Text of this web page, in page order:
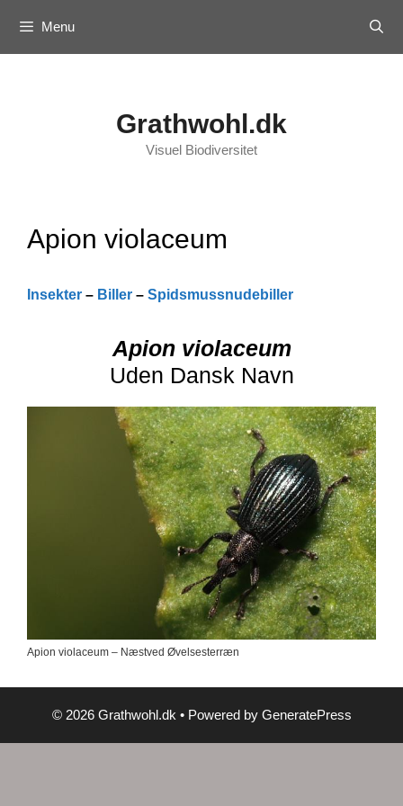
content
Menu
Grathwohl.dk
Visuel Biodiversitet
Apion violaceum
Insekter – Biller – Spidsmussnudebiller
Apion violaceum
Uden Dansk Navn
Apion violaceum – Næstved Øvelsesterræn
© 2026 Grathwohl.dk • Powered by GeneratePress